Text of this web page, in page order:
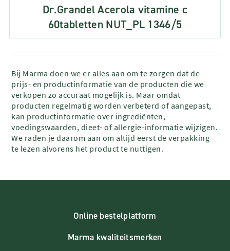
Dr.Grandel Acerola vitamine c
60tabletten NUT_PL 1346/5
Bij Marma doen we er alles aan om te zorgen dat de
prijs- en productinformatie van de producten die we
verkopen zo accuraat mogelijk is. Maar omdat
producten regelmatig worden verbeterd of aangepast,
kan productinformatie over ingrediënten,
voedingswaarden, dieet- of allergie-informatie wijzigen.
We raden je daarom aan om altijd eerst de verpakking
te lezen alvorens het product te nuttigen.
Online bestelplatform
Marma kwaliteitsmerken